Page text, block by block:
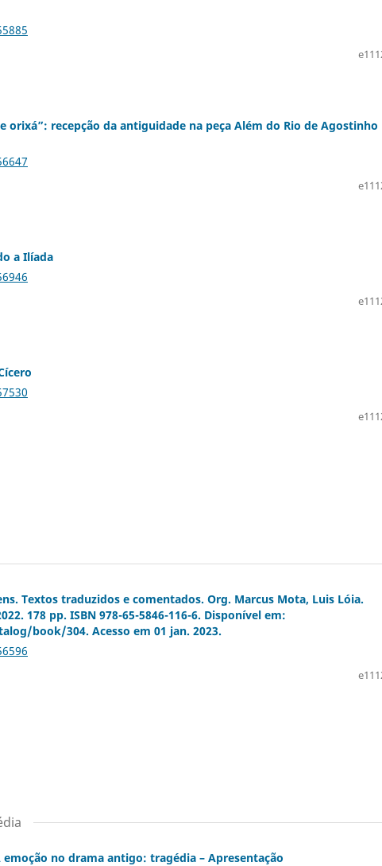
orixá”: recepção da antiguidade na peça Além do Rio de Agostinho
a Ilíada
Textos traduzidos e comentados. Org. Marcus Mota, Luis Lóia.
178 pp. ISBN 978-65-5846-116-6. Disponível em:
book/304. Acesso em 01 jan. 2023.
emoção no drama antigo: tragédia – Apresentação